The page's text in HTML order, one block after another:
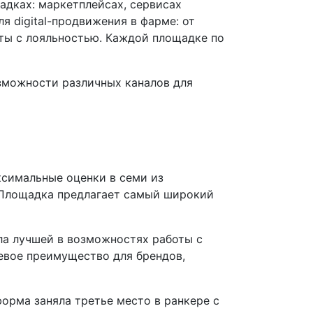
маркетплейсах, сервисах
digital-продвижения в фарме: от
с лояльностью. Каждой площадке по
различных каналов для
оценки в семи из
предлагает самый широкий
лучшей в возможностях работы с
преимущество для брендов,
заняла третье место в ранкере с